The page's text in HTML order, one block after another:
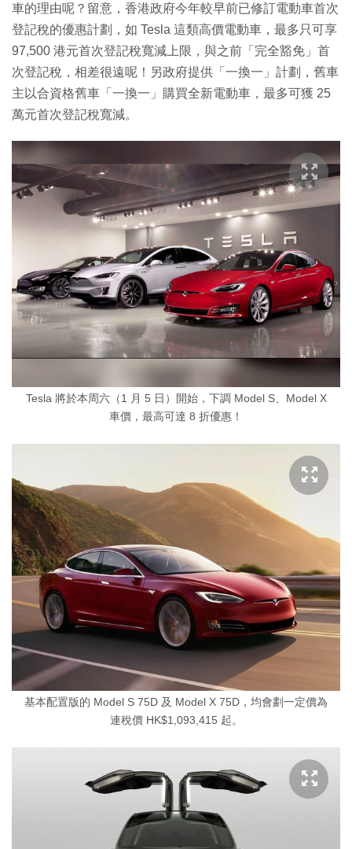
車的理由呢？留意，香港政府今年較早前已修訂電動車首次
登記稅的優惠計劃，如 Tesla 這類高價電動車，最多只可享
97,500 港元首次登記稅寬減上限，與之前「完全豁免」首
次登記稅，相差很遠呢！另政府提供「一換一」計劃，舊車
主以合資格舊車「一換一」購買全新電動車，最多可獲 25
萬元首次登記稅寬減。
Tesla 將於本周六（1 月 5 日）開始，下調 Model S、Model X
車價，最高可達 8 折優惠！
基本配置版的 Model S 75D 及 Model X 75D，均會劃一定價為
連稅價 HK$1,093,415 起。